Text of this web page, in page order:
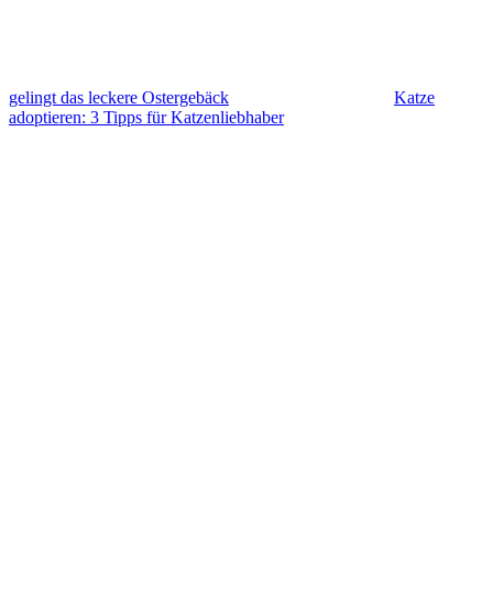
gelingt das leckere Ostergebäck
Katze
adoptieren: 3 Tipps für Katzenliebhaber